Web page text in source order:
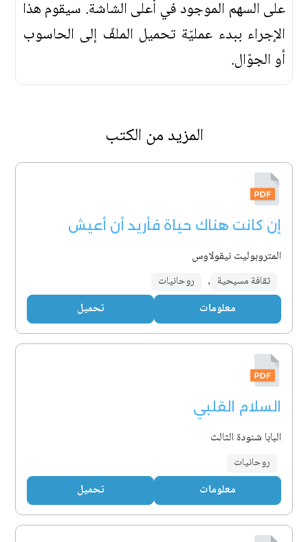
على السهم الموجود في أعلى الشاشة. سيقوم هذا
الإجراء ببدء عمليّة تحميل الملفّ إلى الحاسوب
أو الجوّال.
المزيد من الكتب
إن كانت هناك حياة فأريد أن أعيش
المتروبوليت نيقولاوس
ثقافة مسيحية , روحانيات
معلومات تحميل
السلام القلبي
البابا شنودة الثالث
روحانيات
معلومات تحميل